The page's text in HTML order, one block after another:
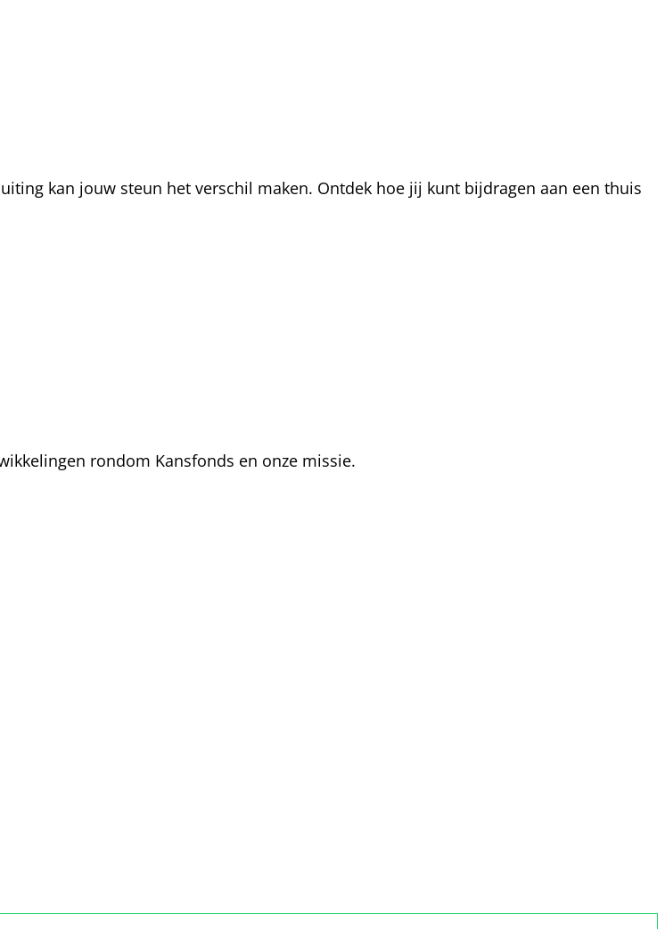
kan jouw steun het verschil maken. Ontdek hoe jij kunt bijdragen aan een thuis
rondom Kansfonds en onze missie.